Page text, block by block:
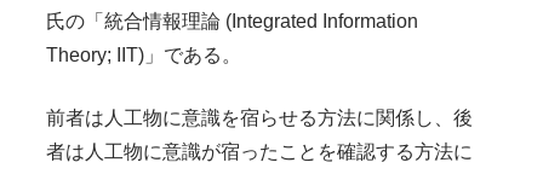
氏の「統合情報理論 (Integrated Information
Theory; IIT)」である。
前者は人工物に意識を宿らせる方法に関係し、後
者は人工物に意識が宿ったことを確認する方法に